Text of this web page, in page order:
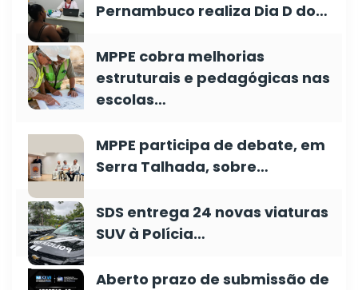
Pernambuco realiza Dia D do…
MPPE cobra melhorias
estruturais e pedagógicas nas
escolas…
MPPE participa de debate, em
Serra Talhada, sobre…
SDS entrega 24 novas viaturas
SUV à Polícia…
Aberto prazo de submissão de